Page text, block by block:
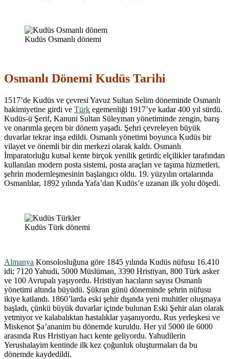
Kudüs Osmanlı dönemi
Osmanlı Dönemi Kudüs Tarihi
1517’de Kudüs ve çevresi Yavuz Sultan Selim döneminde Osmanlı
hakimiyetine girdi ve Türk egemenliği 1917’ye kadar 400 yıl sürdü.
Kudüs-ü Şerif, Kanuni Sultan Süleyman yönetiminde zengin, barış
ve onarımla geçen bir dönem yaşadı. Şehri çevreleyen büyük
duvarlar tekrar inşa edildi. Osmanlı yönetimi boyunca Kudüs bir
vilayet ve önemli bir din merkezi olarak kaldı. Osmanlı
İmparatorluğu kutsal kente birçok yenilik getirdi; elçilikler tarafından
kullanılan modern posta sistemi, posta araçları ve taşıma hizmetleri,
şehrin modernleşmesinin başlangıcı oldu. 19. yüzyılın ortalarında
Osmanlılar, 1892 yılında Yafa’dan Kudüs’e uzanan ilk yolu döşedi.
Kudüs Türk dönemi
Almanya Konsolosluğuna göre 1845 yılında Kudüs nüfusu 16.410
idi; 7120 Yahudi, 5000 Müslüman, 3390 Hristiyan, 800 Türk asker
ve 100 Avrupalı yaşıyordu. Hristiyan hacıların sayısı Osmanlı
yönetimi altında büyüdü. Şükran günü döneminde şehrin nüfusu
ikiye katlandı. 1860’larda eski şehir dışında yeni muhitler oluşmaya
başladı, çünkü büyük duvarlar içinde bulunan Eski Şehir alan olarak
yetmiyor ve kalabalıktan hastalıklar yaşanıyordu. Rus yerleşkesi ve
Miskenot Şa’ananim bu dönemde kuruldu. Her yıl 5000 ile 6000
arasında Rus Hristiyan hacı kente geliyordu. Yahudilerin
Yerushalayim kentinde ilk kez çoğunluk oluşturmaları da bu
dönemde kaydedildi.